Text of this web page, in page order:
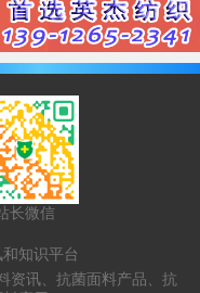
长微信
知识平台
资讯、抗菌面料产品、抗